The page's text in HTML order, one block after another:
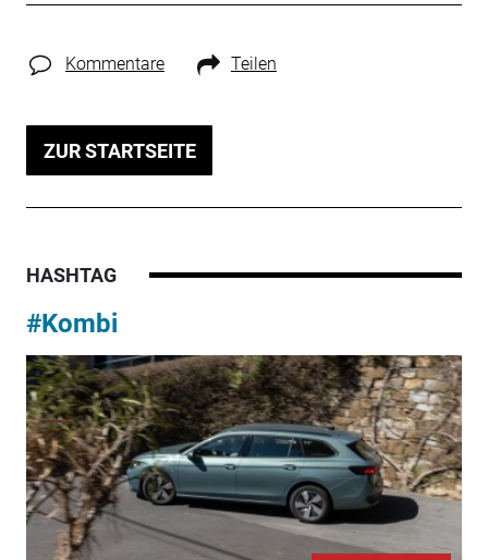
Kommentare Teilen
ZUR STARTSEITE
HASHTAG
#Kombi